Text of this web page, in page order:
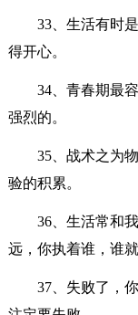
33、生活有时
得开心。
34、青春期最
强烈的。
35、战术之为
验的积累。
36、生活常和
远，你执着谁，谁
37、失败了，